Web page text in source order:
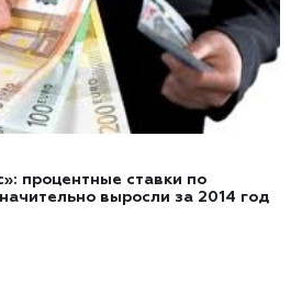
процентные ставки по
выросли за 2014 год